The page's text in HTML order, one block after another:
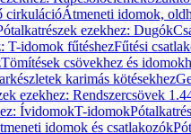
cirkulációÁtmeneti idomok,
ezekhez: Dugók
T-idomok fűtéshezFűtési
Tömítések csövekhez és
karimás kötésekhez
ezekhez: Rendszercsövek
ÍvidomokT-idomok
idomok és csatlakozók